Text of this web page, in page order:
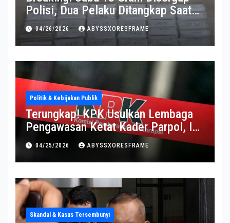
Polisi, Dua Pelaku Ditangkap Saat
Operasi Berlangsung Di Tempat
04/26/2026 ABYSSXORESFRAME
Politik & Kebijakan Publik
Terungkap! KPK Usulkan Lembaga
Pengawasan Ketat Kader Parpol, Ini
Alasannya
04/25/2026 ABYSSXORESFRAME
Skandal & Kasus Tersembunyi